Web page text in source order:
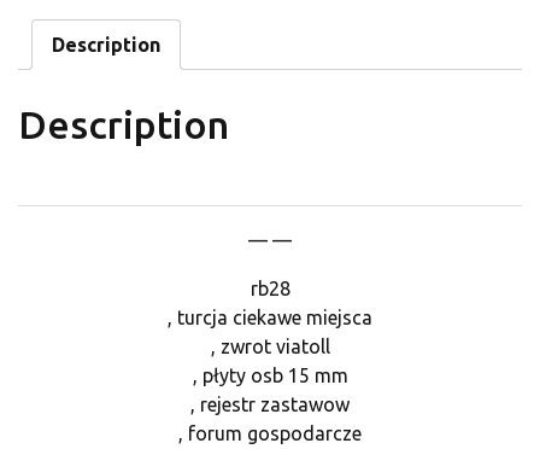
Description
Description
— —
rb28
, turcja ciekawe miejsca
, zwrot viatoll
, płyty osb 15 mm
, rejestr zastawow
, forum gospodarcze